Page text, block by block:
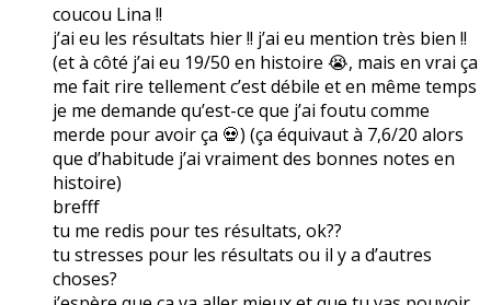
coucou Lina !!
j’ai eu les résultats hier !! j’ai eu mention très bien !!
(et à côté j’ai eu 19/50 en histoire 😭, mais en vrai ça
me fait rire tellement c’est débile et en même temps
je me demande qu’est-ce que j’ai foutu comme
merde pour avoir ça 💀) (ça équivaut à 7,6/20 alors
que d’habitude j’ai vraiment des bonnes notes en
histoire)
brefff
tu me redis pour tes résultats, ok??
tu stresses pour les résultats ou il y a d’autres
choses?